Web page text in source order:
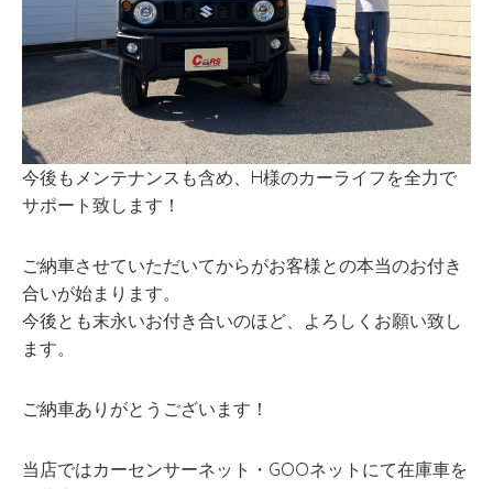
今後もメンテナンスも含め、H様のカーライフを全力で
サポート致します！
ご納車させていただいてからがお客様との本当のお付き
合いが始まります。
今後とも末永いお付き合いのほど、よろしくお願い致し
ます。
ご納車ありがとうございます！
当店ではカーセンサーネット・GOOネットにて在庫車を